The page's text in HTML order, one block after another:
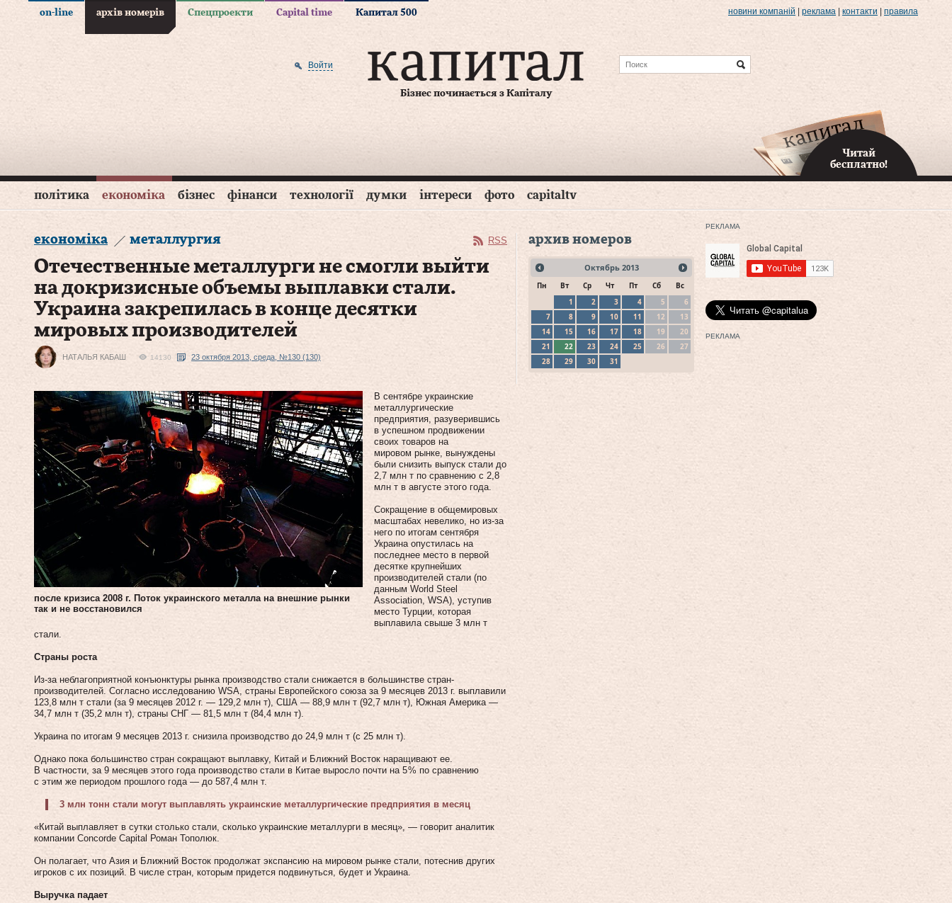
on-line архів номерів Спецпроекти Capital time Капитал 500 новини компаній реклама контакти правила
Бізнес починається з Капіталу
Войти
Читай
бесплатно!
політика економіка бізнес фінанси технології думки інтереси фото capitaltv
економіка металлургия RSS
Отечественные металлурги не смогли выйти
на докризисные объемы выплавки стали.
Украина закрепилась в конце десятки
мировых производителей
НАТАЛЬЯ КАБАШ 14130 23 октября 2013, среда, №130 (130)
после кризиса 2008 г. Поток украинского металла на внешние рынки
так и не восстановился
В сентябре украинские
металлургические
предприятия, разуверившись
в успешном продвижении
своих товаров на
мировом рынке, вынуждены
были снизить выпуск стали до
2,7 млн т по сравнению с 2,8
млн т в августе этого года.
Сокращение в общемировых
масштабах невелико, но из-за
него по итогам сентября
Украина опустилась на
последнее место в первой
десятке крупнейших
производителей стали (по
данным World Steel
Association, WSA), уступив
место Турции, которая
выплавила свыше 3 млн т
стали.
Страны роста
Из-за неблагоприятной конъюнктуры рынка производство стали снижается в большинстве стран-
производителей. Согласно исследованию WSA, страны Европейского союза за 9 месяцев 2013 г. выплавили
123,8 млн т стали (за 9 месяцев 2012 г. — 129,2 млн т), США — 88,9 млн т (92,7 млн т), Южная Америка —
34,7 млн т (35,2 млн т), страны СНГ — 81,5 млн т (84,4 млн т).
Украина по итогам 9 месяцев 2013 г. снизила производство до 24,9 млн т (с 25 млн т).
Однако пока большинство стран сокращают выплавку, Китай и Ближний Восток наращивают ее.
В частности, за 9 месяцев этого года производство стали в Китае выросло почти на 5 % по сравнению
с этим же периодом прошлого года — до 587,4 млн т.
3 млн тонн стали могут выплавлять украинские металлургические предприятия в месяц
«Китай выплавляет в сутки столько стали, сколько украинские металлурги в месяц», — говорит аналитик
компании Concorde Capital Роман Тополюк.
Он полагает, что Азия и Ближний Восток продолжат экспансию на мировом рынке стали, потеснив других
игроков с их позиций. В числе стран, которым придется подвинуться, будет и Украина.
Выручка падает
архив номеров
Октябрь 2013
Пн Вт Ср Чт Пт Сб
Вс
1
2 3 4 5
6
7
8 9 10 11 12
13
14
15 16 17 18 19
20
21
22 23 24 25 26
27
28
29 30 31
РЕКЛАМА
РЕКЛАМА